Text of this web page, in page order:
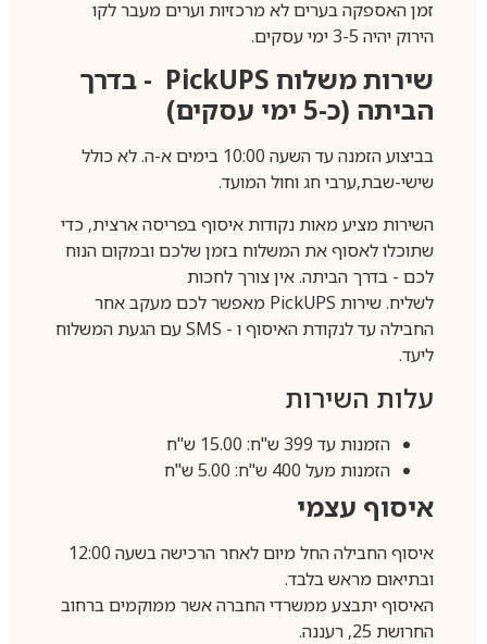
זמן האספקה בערים לא מרכזיות וערים מעבר לקו
הירוק יהיה 3-5 ימי עסקים.
שירות משלוח PickUPS- בדרך
הביתה (כ-5 ימי עסקים)
בביצוע הזמנה עד השעה 10:00 בימים א-ה. לא כולל
שישי-שבת,ערבי חג וחול המועד.
השירות מציע מאות נקודות איסוף בפריסה ארצית, כדי
שתוכלו לאסוף את המשלוח בזמן שלכם ובמקום הנוח
לכם - בדרך הביתה. אין צורך לחכות
לשליח. שירות PickUPSמאפשר לכם מעקב אחר
החבילה עד לנקודת האיסוף ו - SMSעם הגעת המשלוח
ליעד.
עלות השירות
הזמנות עד 399 ש"ח: 15.00 ש"ח
הזמנות מעל 400 ש"ח: 5.00 ש"ח
איסוף עצמי
איסוף החבילה החל מיום לאחר הרכישה בשעה 12:00
ובתיאום מראש בלבד.
האיסוף יתבצע ממשרדי החברה אשר ממוקמים ברחוב
החרושת 25, רעננה.